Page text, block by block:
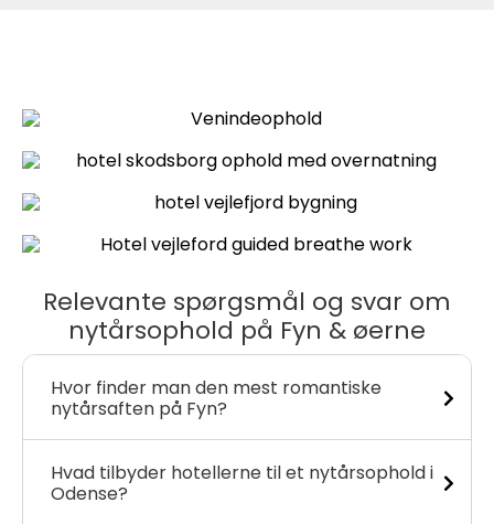
Relevante spørgsmål og svar om
nytårsophold på Fyn & øerne
Hvor finder man den mest romantiske
nytårsaften på Fyn?
Hvad tilbyder hotellerne til et nytårsophold i
Odense?